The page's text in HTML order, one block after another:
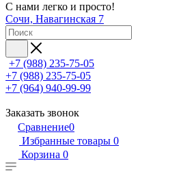
С нами легко и просто!
Сочи, Навагинская 7
+7 (988) 235-75-05
+7 (988) 235-75-05
+7 (964) 940-99-99
Заказать звонок
Сравнение0
Избранные товары 0
Корзина 0